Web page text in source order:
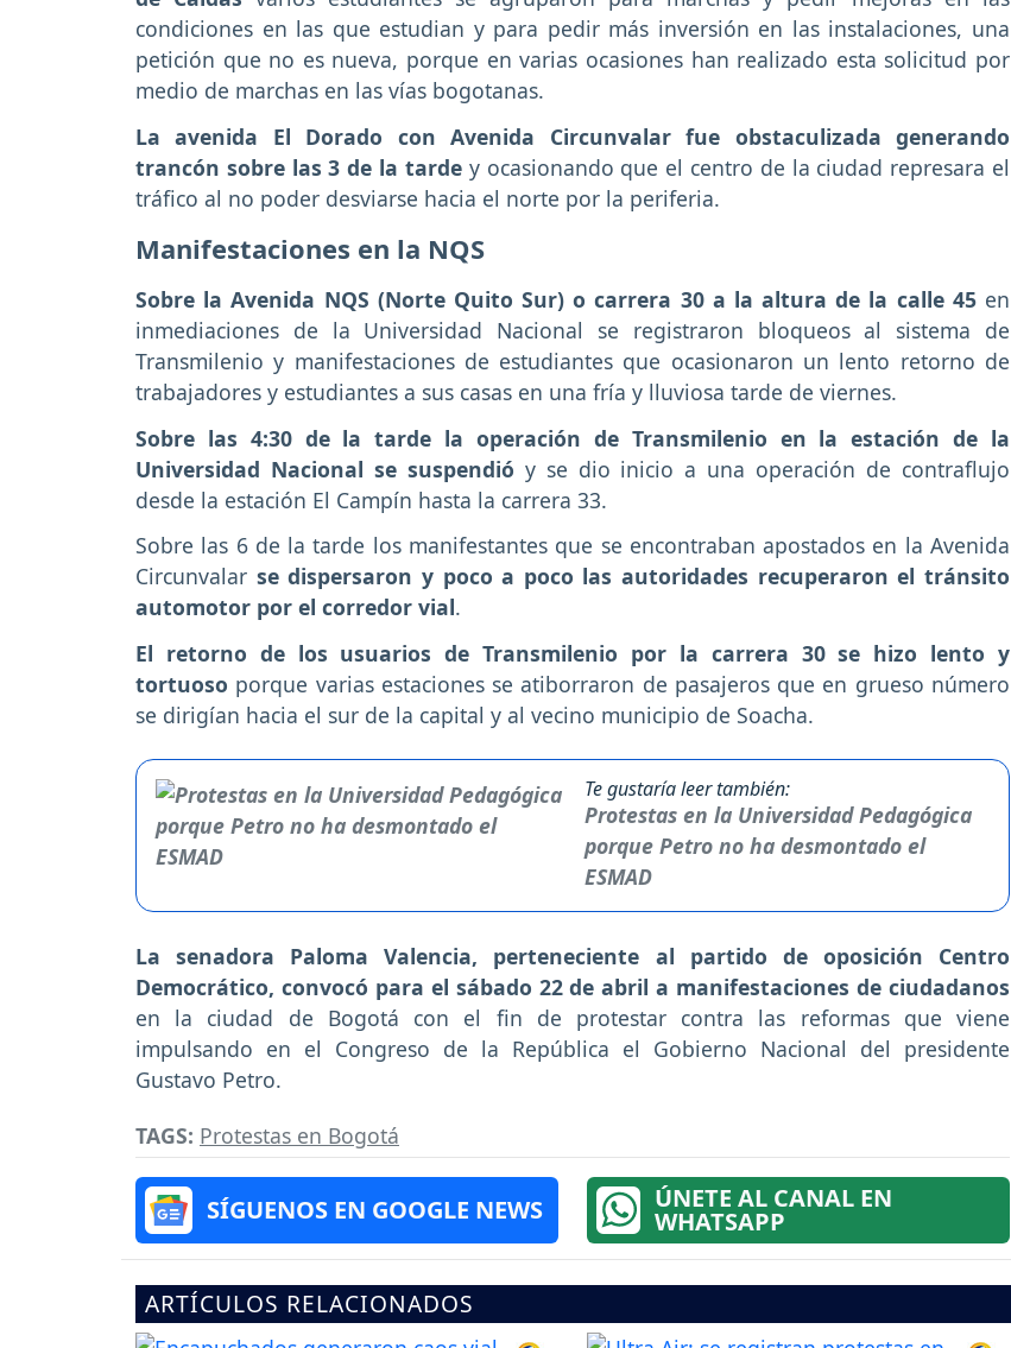
condiciones en las que estudian y para pedir más inversión en las instalaciones, una
petición que no es nueva, porque en varias ocasiones han realizado esta solicitud por
medio de marchas en las vías bogotanas.
La avenida El Dorado con Avenida Circunvalar fue obstaculizada generando
trancón sobre las 3 de la tardey ocasionando que el centro de la ciudad represara el
tráfico al no poder desviarse hacia el norte por la periferia.
Manifestaciones en la NQS
Sobre la Avenida NQS (Norte Quito Sur) o carrera 30 a la altura de la calle 45en
inmediaciones de la Universidad Nacional se registraron bloqueos al sistema de
Transmilenio y manifestaciones de estudiantes que ocasionaron un lento retorno de
trabajadores y estudiantes a sus casas en una fría y lluviosa tarde de viernes.
Sobre las 4:30 de la tarde la operación de Transmilenio en la estación de la
Universidad Nacional se suspendió y se dio inicio a una operación de contraflujo
desde la estación El Campín hasta la carrera 33.
Sobre las 6 de la tarde los manifestantes que se encontraban apostados en la Avenida
Circunvalar se dispersaron y poco a poco las autoridades recuperaron el tránsito
automotor por el corredor vial.
El retorno de los usuarios de Transmilenio por la carrera 30 se hizo lento y
tortuoso porque varias estaciones se atiborraron de pasajeros que en grueso número
se dirigían hacia el sur de la capital y al vecino municipio de Soacha.
Te gustaría leer también:
Protestas en la Universidad Pedagógica
porque Petro no ha desmontado el
ESMAD
La senadora Paloma Valencia, perteneciente al partido de oposición Centro
Democrático, convocó para el sábado 22 de abril a manifestaciones de ciudadanos
en la ciudad de Bogotá con el fin de protestar contra las reformas que viene
impulsando en el Congreso de la República el Gobierno Nacional del presidente
Gustavo Petro.
TAGS: Protestas en Bogotá
SÍGUENOS EN GOOGLE NEWS ÚNETE AL CANAL EN
WHATSAPP
ARTÍCULOS RELACIONADOS